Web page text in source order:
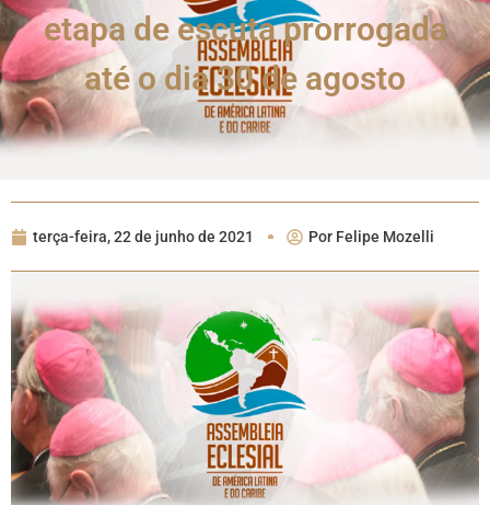
etapa de escuta prorrogada
até o dia 30 de agosto
terça-feira, 22 de junho de 2021 Por Felipe Mozelli